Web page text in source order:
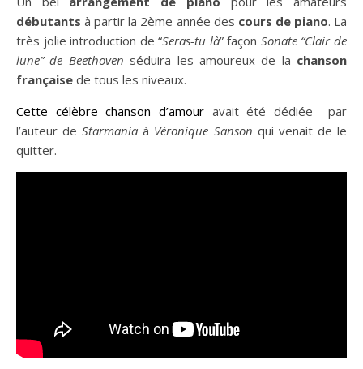
débutants à partir la 2ème année des cours de piano. La
très jolie introduction de “Seras-tu là” façon Sonate “Clair de
lune” de Beethoven séduira les amoureux de la chanson
française de tous les niveaux.
Cette célèbre chanson d’amour avait été dédiée par
l’auteur deStarmania à Véronique Sanson qui venait de le
quitter.